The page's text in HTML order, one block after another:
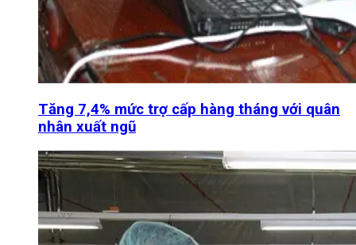
Tăng 7,4% mức trợ cấp hàng tháng với quân
nhân xuất ngũ